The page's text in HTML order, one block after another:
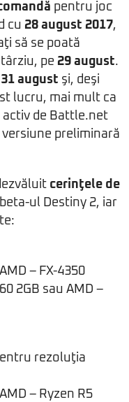
pentru joc
cu 28 august 2017,
să se poată
pe 29 august.
31 august şi, deşi
lucru, mai mult ca
activ de Battle.net
preliminară
cerinţele de
ul Destiny 2, iar
– FX-4350
2GB sau AMD –
rezoluţia
– Ryzen R5